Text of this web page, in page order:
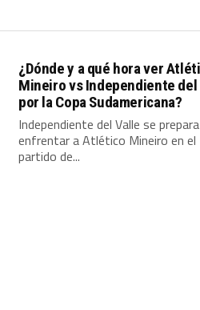
¿Dónde y a qué hora ver
Mineiro vs Independiente del
por la Copa Sudamericana?
Independiente del Valle se
enfrentar a Atlético Mineiro en el
partido de...